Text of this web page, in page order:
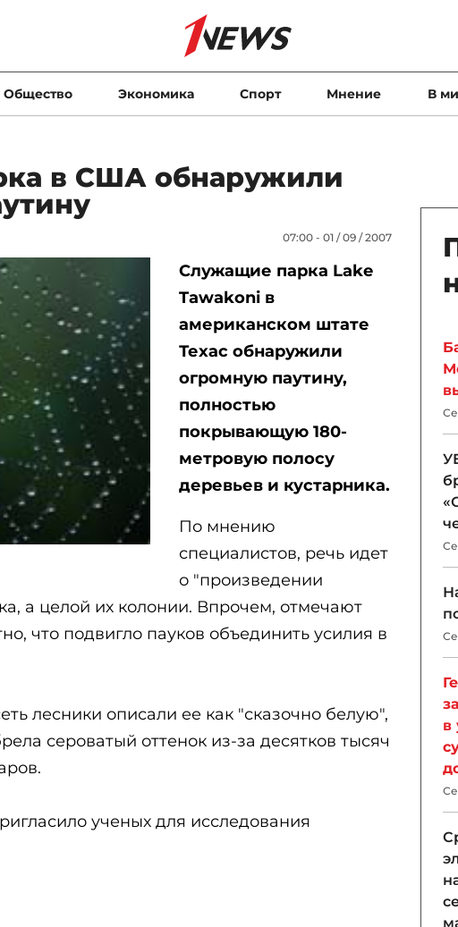
Общество Экономика Спорт Мнение В
в США обнаружили
07:00 - 01 / 09 / 2007
Служащие парка Lake
Tawakoni в
американском штате
Техас обнаружили
огромную паутину,
полностью
покрывающую 180-
метровую полосу
деревьев и кустарника.
По мнению
специалистов, речь идет
о "произведении
а целой их колонии. Впрочем, отмечают
что подвигло пауков объединить усилия в
лесники описали ее как "сказочно белую",
сероватый оттенок из-за десятков тысяч
ученых для исследования
в